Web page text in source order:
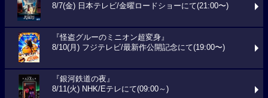
8/7(金) 日本テレビ/金曜ロードショーにて(21:00〜)
『怪盗グルーのミニオン超変身』
8/10(月) フジテレビ/最新作公開記念にて(19:00〜)
『銀河鉄道の夜』
8/11(火) NHK/Eテレにて(09:00～)